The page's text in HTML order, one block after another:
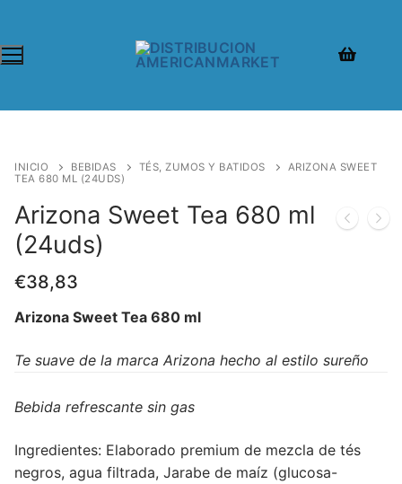
INICIO BEBIDAS TÉS, ZUMOS Y BATIDOS
ARIZONA SWEET
TEA 680 ML (24UDS)
Arizona Sweet Tea 680 ml
(24uds)
€38,83
Arizona Sweet Tea 680 ml
Te suave de la marca Arizona hecho al estilo sureño
Bebida refrescante sin gas
Ingredientes: Elaborado premium de mezcla de tés
negros, agua filtrada, Jarabe de maíz (glucosa-